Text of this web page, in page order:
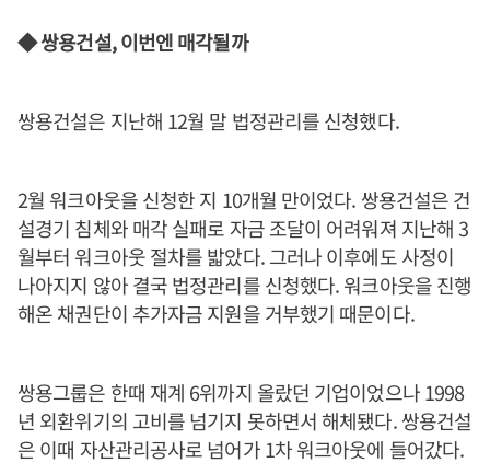
◆ 쌍용건설, 이번엔 매각될까
쌍용건설은 지난해 12월 말 법정관리를 신청했다.
2월 워크아웃을 신청한 지 10개월 만이었다. 쌍용건설은 건
설경기 침체와 매각 실패로 자금 조달이 어려워져 지난해 3
월부터 워크아웃 절차를 밟았다. 그러나 이후에도 사정이
나아지지 않아 결국 법정관리를 신청했다. 워크아웃을 진행
해온 채권단이 추가자금 지원을 거부했기 때문이다.
쌍용그룹은 한때 재계 6위까지 올랐던 기업이었으나 1998
년 외환위기의 고비를 넘기지 못하면서 해체됐다. 쌍용건설
은 이때 자산관리공사로 넘어가 1차 워크아웃에 들어갔다.